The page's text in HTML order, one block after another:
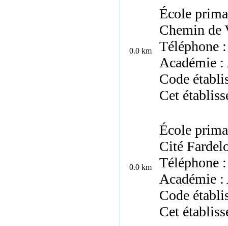
0.0 km
École
Chemin de
Téléphone
Académie
Code
Cet
0.0 km
École
Cité
Téléphone
Académie
Code
Cet